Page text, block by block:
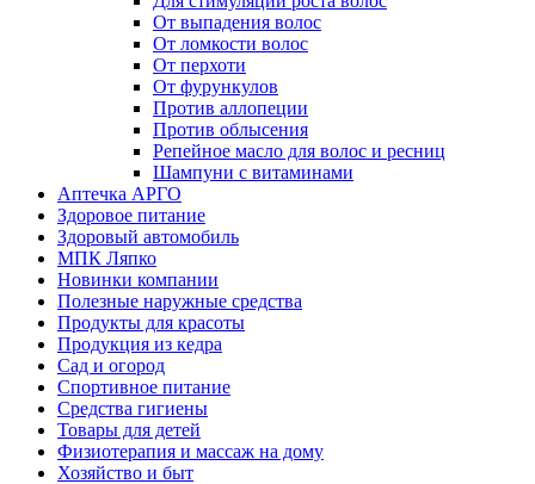
От выпадения волос
От ломкости волос
От перхоти
От фурункулов
Против аллопеции
Против облысения
Репейное масло для волос и ресниц
Шампуни с витаминами
Аптечка АРГО
Здоровое питание
Здоровый автомобиль
МПК Ляпко
Новинки компании
Полезные наружные средства
Продукты для красоты
Продукция из кедра
Сад и огород
Спортивное питание
Средства гигиены
Товары для детей
Физиотерапия и массаж на дому
Хозяйство и быт